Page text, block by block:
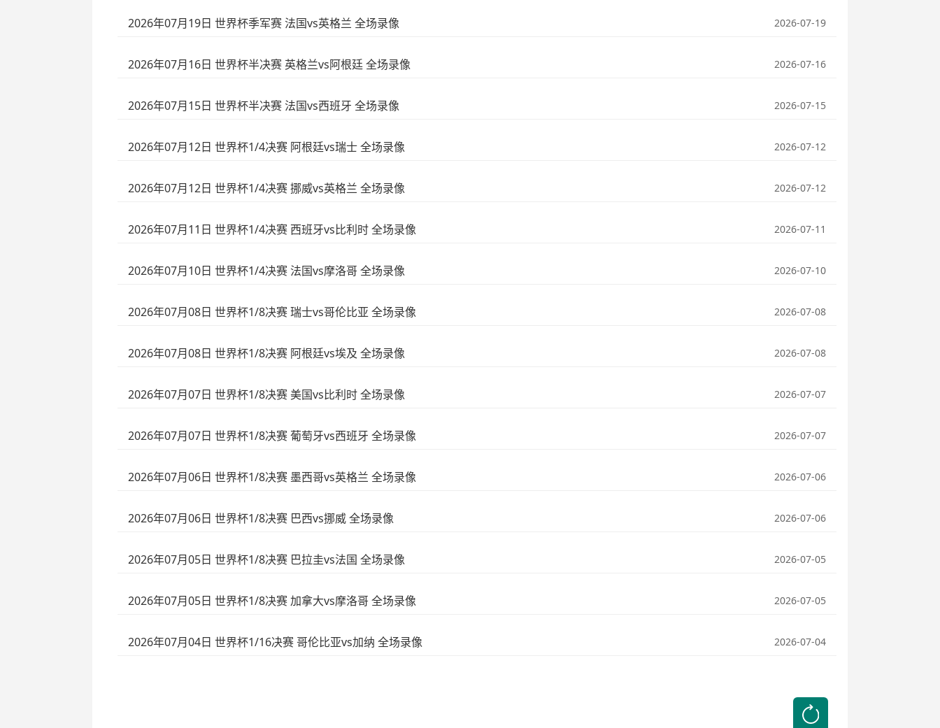
2026年07月19日 世界杯季军赛 法国vs英格兰 全场录像 2026-07-19
2026年07月16日 世界杯半决赛 英格兰vs阿根廷 全场录像 2026-07-16
2026年07月15日 世界杯半决赛 法国vs西班牙 全场录像 2026-07-15
2026年07月12日 世界杯1/4决赛 阿根廷vs瑞士 全场录像 2026-07-12
2026年07月12日 世界杯1/4决赛 挪威vs英格兰 全场录像 2026-07-12
2026年07月11日 世界杯1/4决赛 西班牙vs比利时 全场录像 2026-07-11
2026年07月10日 世界杯1/4决赛 法国vs摩洛哥 全场录像 2026-07-10
2026年07月08日 世界杯1/8决赛 瑞士vs哥伦比亚 全场录像 2026-07-08
2026年07月08日 世界杯1/8决赛 阿根廷vs埃及 全场录像 2026-07-08
2026年07月07日 世界杯1/8决赛 美国vs比利时 全场录像 2026-07-07
2026年07月07日 世界杯1/8决赛 葡萄牙vs西班牙 全场录像 2026-07-07
2026年07月06日 世界杯1/8决赛 墨西哥vs英格兰 全场录像 2026-07-06
2026年07月06日 世界杯1/8决赛 巴西vs挪威 全场录像 2026-07-06
2026年07月05日 世界杯1/8决赛 巴拉圭vs法国 全场录像 2026-07-05
2026年07月05日 世界杯1/8决赛 加拿大vs摩洛哥 全场录像 2026-07-05
2026年07月04日 世界杯1/16决赛 哥伦比亚vs加纳 全场录像 2026-07-04